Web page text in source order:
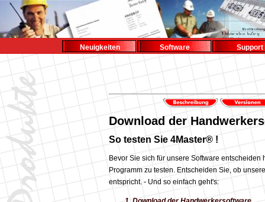
Neuigkeiten Software Support
Download der
So testen Sie 4Master® !
Bevor Sie sich für unsere Software
Programm zu testen. Entscheiden Sie, ob
entspricht. - Und so einfach geht's: